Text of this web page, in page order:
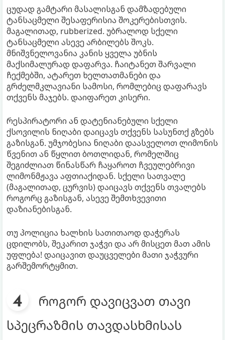
ცუდად გამტარი მასალისგან დამზადებული
ტანსაცმელი შესაფერისია შოკერებისთვის.
მაგალითად, rubberized. უბრალოდ სქელი
ტანსაცმელი ასევე არბილებს შოკს.
მნიშვნელოვანია კანის ყველა უბნის
მაქსიმალურად დაფარვა. ჩაიტანეთ შარვალი
ჩექმებში, ატარეთ ხელთათმანები და
გრძელმკლავიანი სამოსი, რომლებიც დაფარავს
თქვენს მაჯებს. დაიფარეთ კისერი.
რესპირატორი ან დატენიანებული სქელი
ქსოვილის ნიღაბი დაიცავს თქვენს სასუნთქ გზებს
გაზისგან. უმჯობესია ნიღაბი დაასველოთ ლიმონის
წვენით ან წყლით ბოთლიდან, რომელშიც
შეგიძლიათ წინასწარ ჩაყაროთ ჩვეულებრივი
ლიმონმჟავა აფთიაქიდან. სქელი სათვალე
(მაგალითად, ცურვის) დაიცავს თქვენს თვალებს
როგორც გაზისგან, ასევე შემთხვევითი
დაზიანებისგან.
თუ პოლიცია ხალხის სათითაოდ დაჭერას
ცდილობს, შეკარით ჯაჭვი და არ მისცეთ მათ ამის
უფლება! დაიცავით დაუცველები მათი ჯაჭვური
გარშემორტყმით.
როგორ დავიცვათ თავი
სპეცრაზმის თავდასხმისას